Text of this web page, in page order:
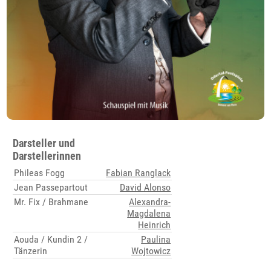
Darsteller und
Darstellerinnen
Phileas Fogg
Fabian Ranglack
Jean Passepartout
David Alonso
Mr. Fix / Brahmane
Alexandra-
Magdalena
Heinrich
Aouda / Kundin 2 /
Tänzerin
Paulina
Wojtowicz